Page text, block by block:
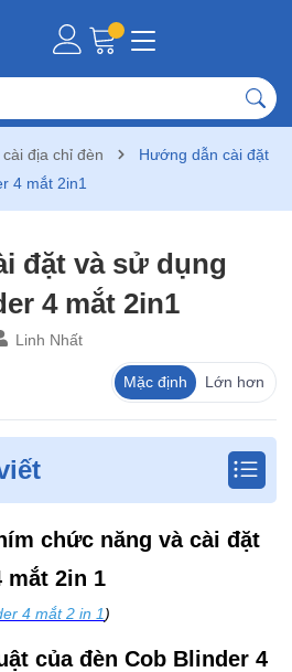
địa chỉ đèn
Hướng dẫn cài đặt
4 mắt 2in1
đặt và sử dụng
4 mắt 2in1
Linh Nhất
Mặc định Lớn hơn
chức năng và cài đặt
mắt 2in 1
4 mắt 2 in 1)
của đèn Cob Blinder 4